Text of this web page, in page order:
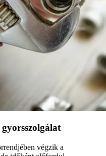
végzik a